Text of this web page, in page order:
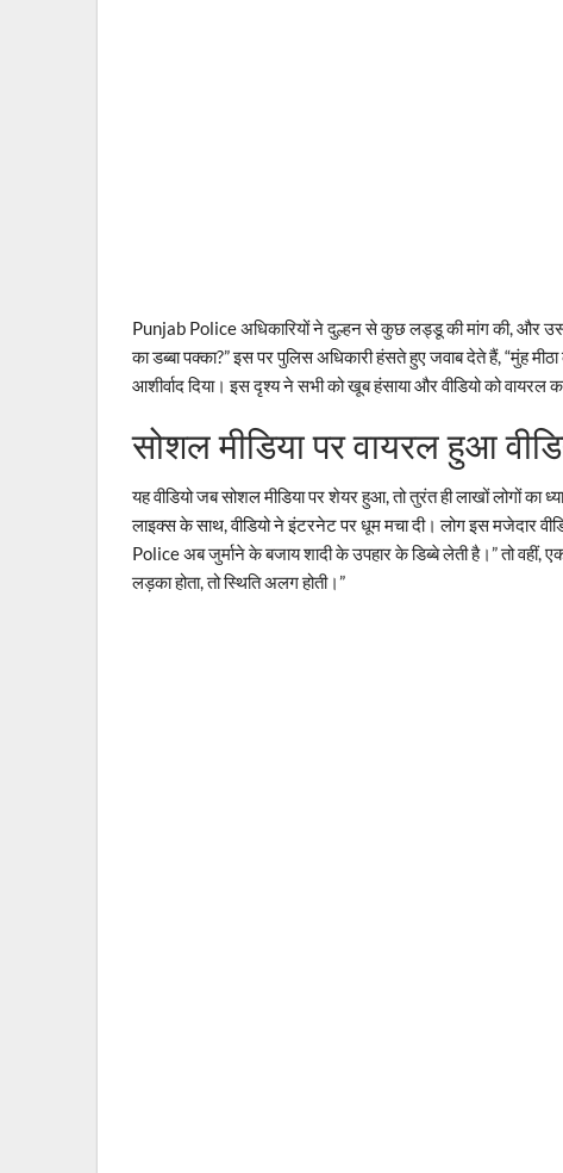
Punjab Police अधिकारियों ने दुल्हन से कुछ लड्डू की मांग की, और
का डब्बा पक्का?” इस पर पुलिस अधिकारी हंसते हुए जवाब देते हैं, “मुंह
आशीर्वाद दिया। इस दृश्य ने सभी को खूब हंसाया और वीडियो को वायरल
सोशल मीडिया पर वायरल हुआ
यह वीडियो जब सोशल मीडिया पर शेयर हुआ, तो तुरंत ही लाखों लोगों
लाइक्स के साथ, वीडियो ने इंटरनेट पर धूम मचा दी। लोग इस मजेदार
Police अब जुर्माने के बजाय शादी के उपहार के डिब्बे लेती है।” तो
लड़का होता, तो स्थिति अलग होती।”